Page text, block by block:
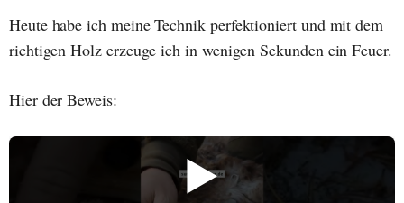
Heute habe ich meine Technik perfektioniert und mit dem
richtigen Holz erzeuge ich in wenigen Sekunden ein Feuer.
Hier der Beweis:
▶️